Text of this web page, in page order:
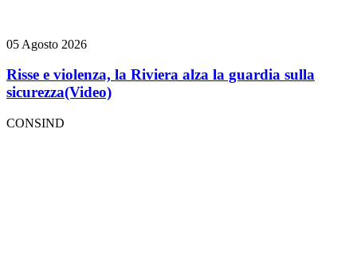
05 Agosto 2026
Risse e violenza, la Riviera alza la guardia sulla
sicurezza(Video)
CONSIND